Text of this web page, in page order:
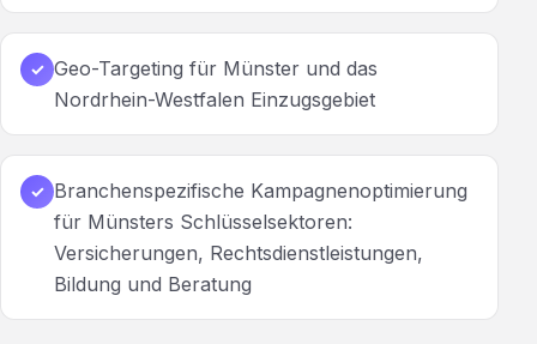
✓ Geo-Targeting für Münster und das
Nordrhein-Westfalen Einzugsgebiet
✓ Branchenspezifische Kampagnenoptimierung
für Münsters Schlüsselsektoren:
Versicherungen, Rechtsdienstleistungen,
Bildung und Beratung